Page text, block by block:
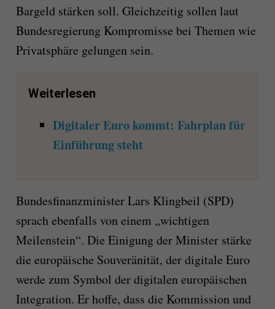
Bargeld stärken soll. Gleichzeitig sollen laut
Bundesregierung Kompromisse bei Themen wie
Privatsphäre gelungen sein.
Weiterlesen
Digitaler Euro kommt: Fahrplan für
Einführung steht
Bundesfinanzminister Lars Klingbeil (SPD)
sprach ebenfalls von einem „wichtigen
Meilenstein“. Die Einigung der Minister stärke
die europäische Souveränität, der digitale Euro
werde zum Symbol der digitalen europäischen
Integration. Er hoffe, dass die Kommission und